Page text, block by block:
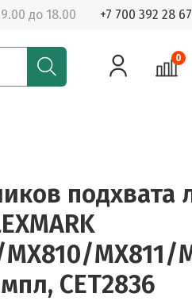
до 18.00 +7 700 392 28 67
0
подхвата
MX811/
CET2836